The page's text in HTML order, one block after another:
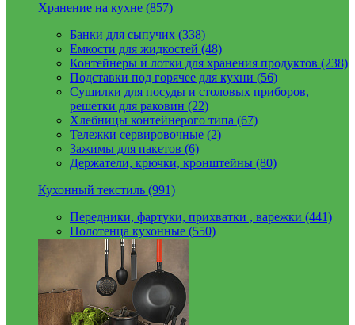
Хранение на кухне (857)
Банки для сыпучих (338)
Емкости для жидкостей (48)
Контейнеры и лотки для хранения продуктов (238)
Подставки под горячее для кухни (56)
Сушилки для посуды и столовых приборов,
решетки для раковин (22)
Хлебницы контейнерого типа (67)
Тележки сервировочные (2)
Зажимы для пакетов (6)
Держатели, крючки, кронштейны (80)
Кухонный текстиль (991)
Передники, фартуки, прихватки , варежки (441)
Полотенца кухонные (550)